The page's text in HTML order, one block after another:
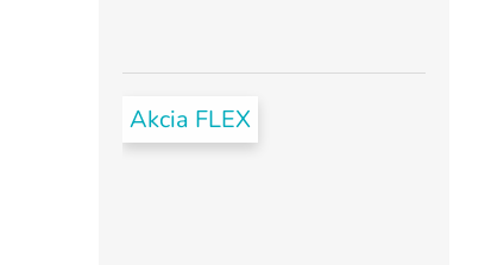
Akcia FLEX